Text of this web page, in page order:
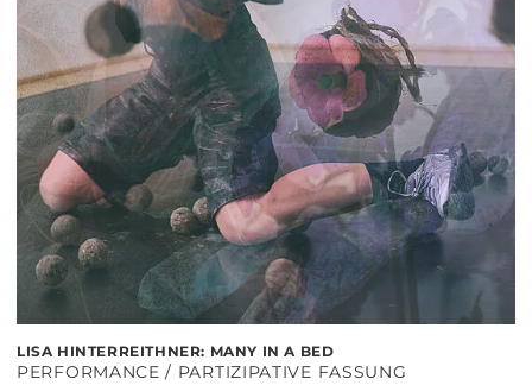
LISA HINTERREITHNER: MANY IN A BED
PERFORMANCE / PARTIZIPATIVE FASSUNG